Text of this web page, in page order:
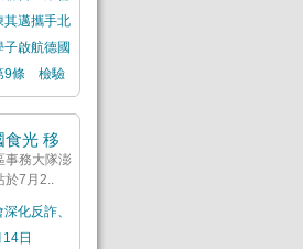
其邁攜手北
子啟航德國
9條 檢驗
食光 移
事務大隊澎
7月2..
化反詐、
日